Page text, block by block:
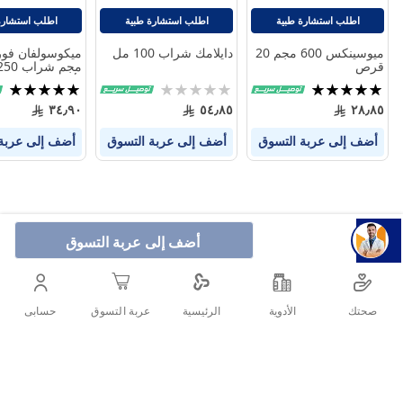
أضف إلى عربة التسوق
اطلب استشارة طبية
ميوسينكس 600 مجم 20
قرص
تقييم:
100%
٢٨٫٨٥
أضف إلى عربة التسوق
اطلب استشارة طبية
دايلامك شراب 100 مل
Rating:
0%
٥٤٫٨٥
أضف إلى عربة التسوق
اطلب
لأعراض الكحة
تقييم:
100%
٣٤٫٩٠
أضف إلى
صحتك الأدوية الرئيسية عربة التسوق حسابى